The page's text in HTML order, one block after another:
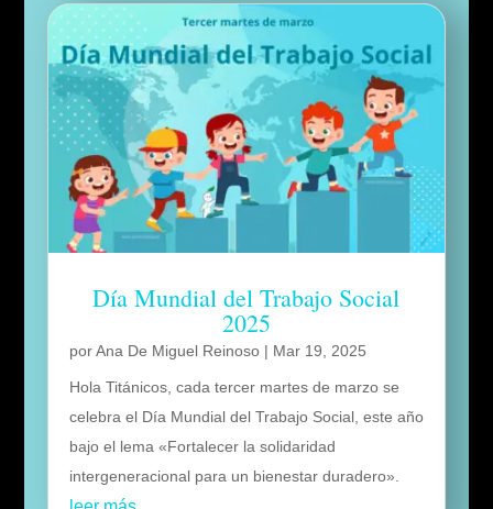
Día Mundial del Trabajo Social
2025
porAna De Miguel Reinoso| Mar 19, 2025
Hola Titánicos, cada tercer martes de marzo se
celebra el Día Mundial del Trabajo Social, este año
bajo el lema «Fortalecer la solidaridad
intergeneracional para un bienestar duradero».